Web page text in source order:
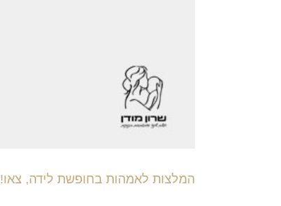
המלצות לאמהות בחופשת לידה, צאו!